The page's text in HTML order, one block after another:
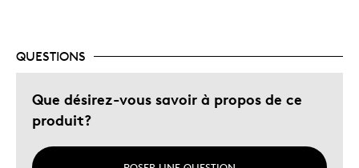
Décrivez-vous
QUESTIONS
Que désirez-vous savoir à propos de ce
produit?